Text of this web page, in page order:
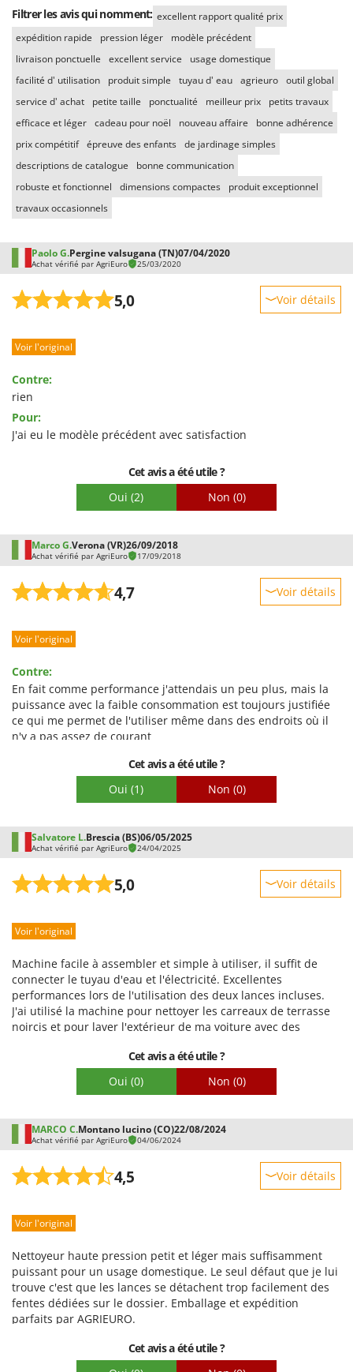
Filtrer les avis qui nomment: excellent rapport qualité prix
expédition rapide
pression léger
modèle précédent
livraison ponctuelle
excellent service
usage domestique
facilité d' utilisation
produit simple tuyau d' eau agrieuro outil global
service d' achat
petite taille ponctualité meilleur prix
petits travaux
efficace et léger cadeau pour noël nouveau affaire
bonne adhérence
prix compétitif épreuve des enfants de jardinage simples
descriptions de catalogue
bonne communication
robuste et fonctionnel
dimensions compactes
produit exceptionnel
travaux occasionnels
Paolo G.Pergine valsugana (TN)07/04/2020
Achat vérifié par AgriEuro 25/03/2020
5,0 Voir détails
Prestations
Qualité / Prix
Facilité de montage
Emballage
Voir l'original
Contre:
rien
Pour:
J'ai eu le modèle précédent avec satisfaction
Cet avis a été utile ?
Oui (2) Non (0)
Marco G.Verona (VR)26/09/2018
Achat vérifié par AgriEuro 17/09/2018
4,7 Voir détails
Prestations
Qualité / Prix
Facilité de montage
Emballage
Voir l'original
Contre:
En fait comme performance j'attendais un peu plus, mais la
puissance avec la faible consommation est toujours justifiée
ce qui me permet de l'utiliser même dans des endroits où il
n'y a pas assez de courant
Nettoyeur haute pression léger et facile à utiliser; petite taille
et agréable le cadeau de baril d'eau avec raccords et feuille
de couverture
Cet avis a été utile ?
Oui (1) Non (0)
Salvatore L.Brescia (BS)06/05/2025
Achat vérifié par AgriEuro 24/04/2025
5,0 Voir détails
Prestations
Qualité / Prix
Facilité de montage
Emballage
Voir l'original
Machine facile à assembler et simple à utiliser, il suffit de
connecter le tuyau d'eau et l'électricité. Excellentes
performances lors de l'utilisation des deux lances incluses.
J'ai utilisé la machine pour nettoyer les carreaux de terrasse
noircis et pour laver l'extérieur de ma voiture avec des
Cet avis a été utile ?
Oui (0) Non (0)
MARCO C.Montano lucino (CO)22/08/2024
Achat vérifié par AgriEuro 04/06/2024
4,5 Voir détails
Prestations
Qualité / Prix
Facilité de montage
Emballage
Voir l'original
Nettoyeur haute pression petit et léger mais suffisamment
puissant pour un usage domestique. Le seul défaut que je lui
trouve c'est que les lances se détachent trop facilement des
fentes dédiées sur le dossier. Emballage et expédition
parfaits par AGRIEURO.
Cet avis a été utile ?